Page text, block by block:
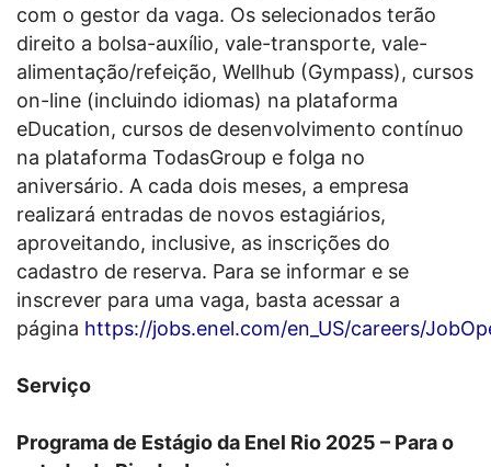
com o gestor da vaga. Os selecionados terão
direito a bolsa-auxílio, vale-transporte, vale-
alimentação/refeição, Wellhub (Gympass), cursos
on-line (incluindo idiomas) na plataforma
eDucation, cursos de desenvolvimento contínuo
na plataforma TodasGroup e folga no
aniversário. A cada dois meses, a empresa
realizará entradas de novos estagiários,
aproveitando, inclusive, as inscrições do
cadastro de reserva. Para se informar e se
inscrever para uma vaga, basta acessar a
página https://jobs.enel.com/en_US/careers/
Serviço
Programa de Estágio da Enel Rio 2025 – Para o